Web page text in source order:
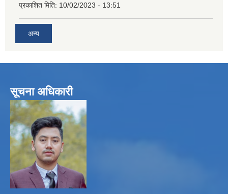
प्रकाशित मिति: 10/02/2023 - 13:51
अन्य
सूचना अधिकारी